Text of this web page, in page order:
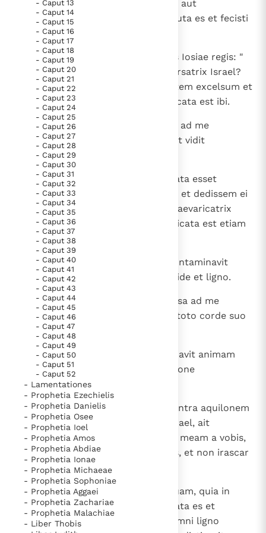
Paus Leo XIV in Pavia: "De stad is zowel een gave als
een taak"
Paus in Pavia: St. Augustinus toont ons de noodzaak om
"naar het innerlijk" toe te keren.
RK Documenten stelt heel veel belangrijke
kerkelijke documenten van de Rooms
Katholieke Kerk in het Nederlands beschikbaar
en is volledig afhankelijk van donaties.
Ik help mee!
- Caput 13
- Caput 14
- Caput 15
- Caput 16
- Caput 17
- Caput 18
- Caput 19
- Caput 20
- Caput 21
- Caput 22
- Caput 23
- Caput 24
- Caput 25
- Caput 26
- Caput 27
- Caput 28
- Caput 29
- Caput 30
- Caput 31
- Caput 32
- Caput 33
- Caput 34
- Caput 35
- Caput 36
- Caput 37
- Caput 38
- Caput 39
- Caput 40
- Caput 41
- Caput 42
- Caput 43
- Caput 44
- Caput 45
- Caput 46
- Caput 47
- Caput 48
- Caput 49
- Caput 50
- Caput 51
- Caput 52
- Lamentationes
- Prophetia Ezechielis
- Prophetia Danielis
- Prophetia Osee
- Prophetia Ioel
- Prophetia Amos
- Prophetia Abdiae
- Prophetia Ionae
- Prophetia Michaeae
- Prophetia Sophoniae
- Prophetia Aggaei
- Prophetia Zachariae
- Prophetia Malachiae
- Liber Thobis
Numquid irascetur in perpetuum aut
perseverabit in finem?". Ecce locuta es et fecisti
mala et praevaluisti ".
Et dixit Dominus ad me in diebus Iosiae regis: "
Numquid vidisti, quae fecerit aversatrix Israel?
Abiit sibimet super omnem montem excelsum et
sub omni ligno frondoso et fornicata est ibi.
Et dixi: "Cum fecerit haec omnia, ad me
revertetur"; et non est reversa. Et vidit
praevaricatrix soror eius, Iuda;
et vidit quia pro eo quod moechata esset
aversatrix Israel, dimisissem eam et dedissem ei
libellum repudii, et non timuit praevaricatrix
Iuda, soror eius, sed abiit et fornicata est etiam
ipsa;
et facilitate fornicationis suae contaminavit
terram et moechata est cum lapide et ligno.
Sed in omnibus his non est reversa ad me
praevaricatrix soror eius Iuda in toto corde suo
sed in mendacio ", ait Dominus.
Et dixit Dominus ad me: " Iustificavit animam
suam aversatrix Israel comparatione
praevaricatricis Iudae.
Vade et clama sermones istos contra aquilonem
et dices: Revertere, aversatrix Israel, ait
Dominus, et non avertam faciem meam a vobis,
quia pius ego sum, dicit Dominus, et non irascar
in perpetuum.
Verumtamen scito iniquitatem tuam, quia in
Dominum Deum tuum praevaricata es et
dispersisti vias tuas alienis sub omni ligno